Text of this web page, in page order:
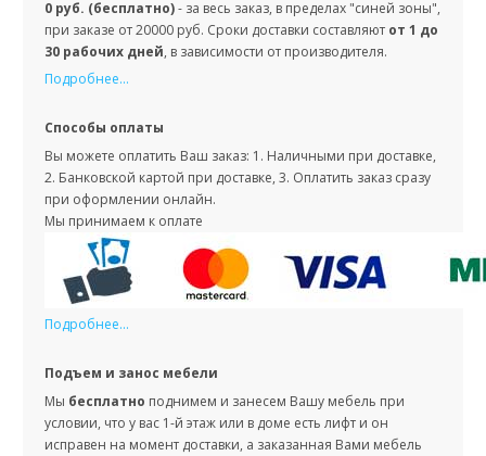
0 руб. (бесплатно)- за весь заказ, в пределах "синей зоны",
при заказе от 20000 руб. Сроки доставки составляют от 1 до
30 рабочих дней, в зависимости от производителя.
Подробнее...
Способы оплаты
Вы можете оплатить Ваш заказ: 1. Наличными при доставке,
2. Банковской картой при доставке, 3. Оплатить заказ сразу
при оформлении онлайн.
Мы принимаем к оплате
Подробнее...
Подъем и занос мебели
Мы бесплатно поднимем и занесем Вашу мебель при
условии, что у вас 1-й этаж или в доме есть лифт и он
исправен на момент доставки, а заказанная Вами мебель